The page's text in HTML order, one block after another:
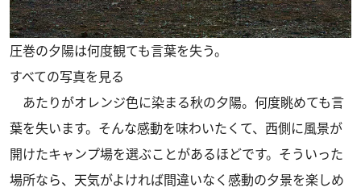
圧巻の夕陽は何度観ても言葉を失う。
すべての写真を見る
あたりがオレンジ色に染まる秋の夕陽。何度眺めても言
葉を失います。そんな感動を味わいたくて、西側に風景が
開けたキャンプ場を選ぶことがあるほどです。そういった
場所なら、天気がよければ間違いなく感動の夕景を楽しめ